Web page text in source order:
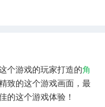
个游戏的玩家打造的角
致的这个游戏画面，最
的这个游戏体验！